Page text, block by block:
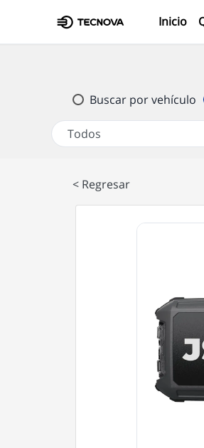
Inicio
Buscar por vehículo
< Regresar